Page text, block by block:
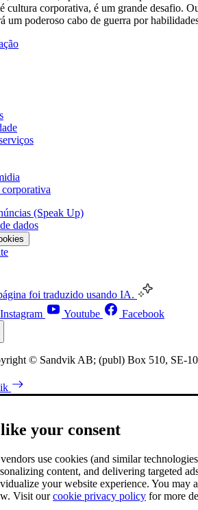
cultura corporativa, é um grande desafio.
um poderoso cabo de guerra por
(Speak Up)
dados
foi traduzido usando IA.
Instagram Youtube Facebook
© Sandvik AB; (publ) Box 510, SE-
your consent
use cookies (and similar
content, and delivering targeted
your website experience. You may
Visit ourcookie privacy policy for more